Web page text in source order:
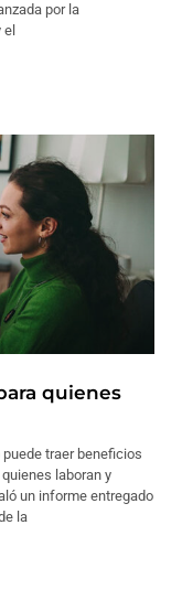
por la
quienes
traer beneficios
laboran y
un informe entregado
la